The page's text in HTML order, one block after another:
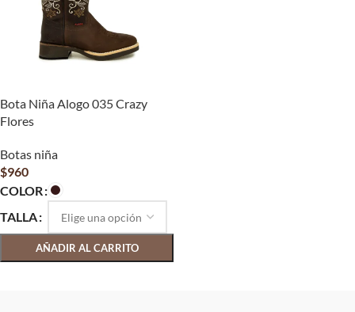
Bota Niña Alogo 035 Crazy
Flores
Botas niña
$960
COLOR
TALLA
AÑADIR AL CARRITO